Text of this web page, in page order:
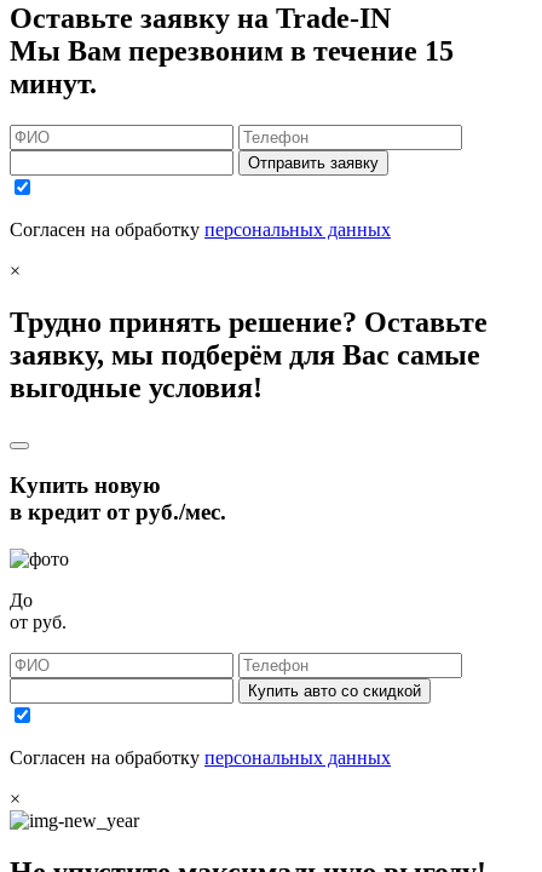
Оставьте заявку на Trade-IN
Мы Вам перезвоним в течение 15
минут.
Отправить заявку
Согласен на обработку персональных данных
×
Трудно принять решение? Оставьте
заявку, мы подберём для Вас самые
выгодные условия!
Купить новую
в кредит отруб./мес.
До
от руб.
Купить авто со скидкой
Согласен на обработку персональных данных
×